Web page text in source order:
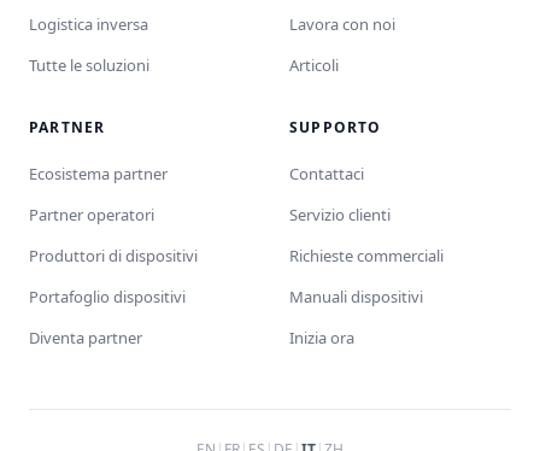
Logistica inversa
Tutte le soluzioni
Lavora con noi
Articoli
PARTNER
Ecosistema partner
Partner operatori
Produttori di dispositivi
Portafoglio dispositivi
Diventa partner
SUPPORTO
Contattaci
Servizio clienti
Richieste commerciali
Manuali dispositivi
Inizia ora